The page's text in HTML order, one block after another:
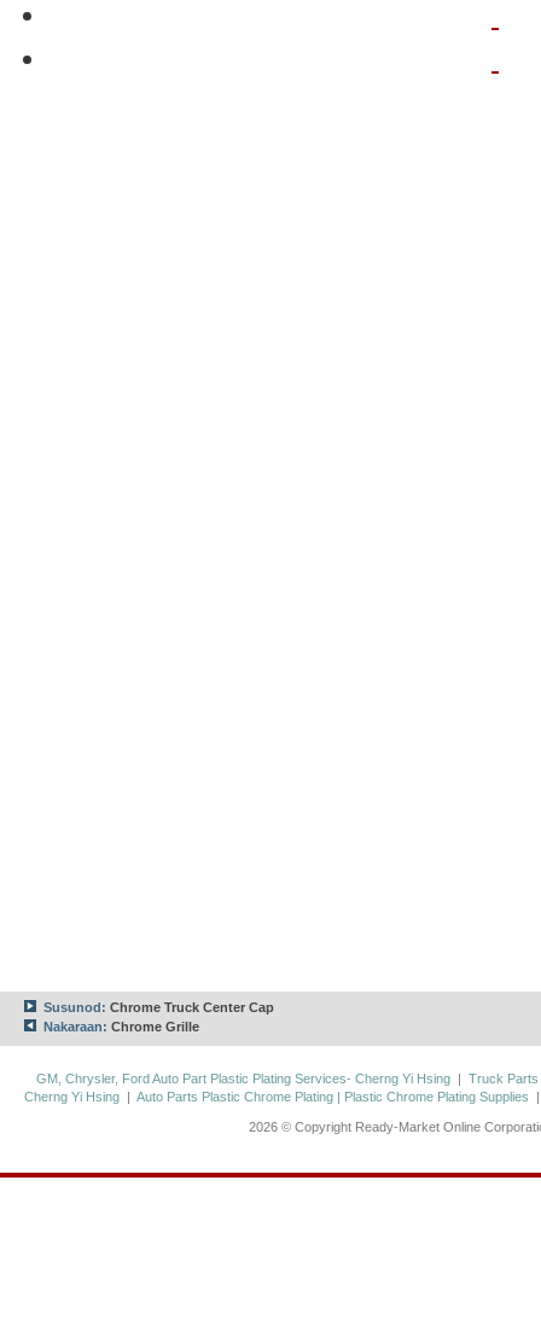
Susunod: Chrome Truck Center Cap
Nakaraan: Chrome Grille
GM, Chrysler, Ford Auto Part Plastic Plating Services- Cherng Yi Hsing | Truck Parts
Cherng Yi Hsing |Auto Parts Plastic Chrome Plating | Plastic Chrome Plating Supplies
2026 © Copyright Ready-Market Online